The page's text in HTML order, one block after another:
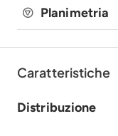
Planimetria
Caratteristiche
Distribuzione